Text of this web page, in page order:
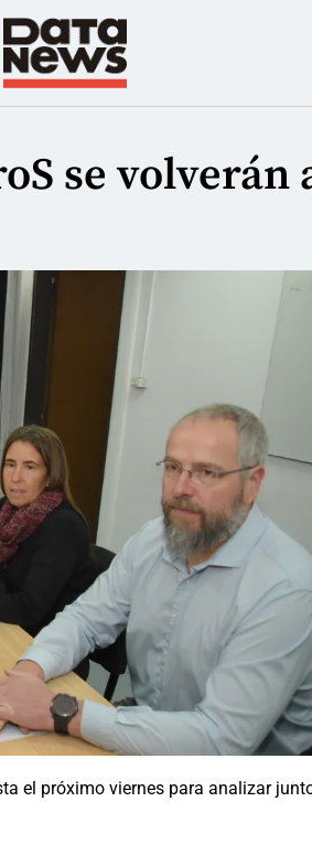
se volverán
el próximo viernes para analizar